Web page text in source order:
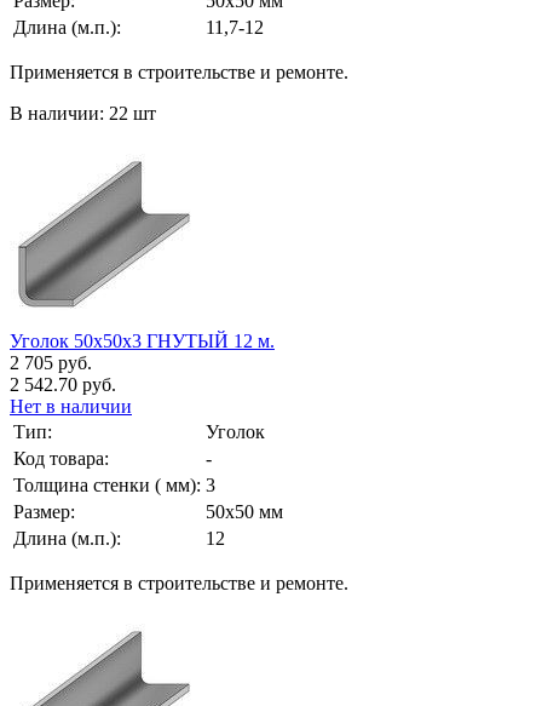
Длина (м.п.):
11,7-12
Применяется в строительстве и ремонте.
В наличии: 22 шт
Уголок 50х50х3 ГНУТЫЙ 12 м.
2 705 руб.
2 542.70 руб.
Нет в наличии
Тип:
Уголок
Код товара:
-
Толщина стенки ( мм): 3
Размер:
50х50 мм
Длина (м.п.):
12
Применяется в строительстве и ремонте.